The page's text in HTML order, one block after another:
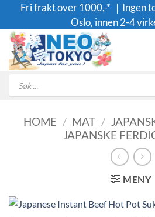
content
Fri frakt over 1000,-* ｜Ingen
Oslo, innen 2-4
Products
search
HOME / MAT /
JAPANSKE
MENY